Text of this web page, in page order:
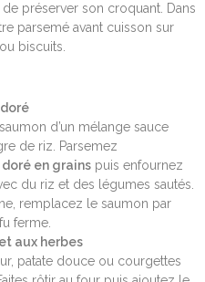
préserver son croquant. Dans
parsemé avant cuisson sur
biscuits.
d’un mélange sauce
de riz. Parsemez
en grainspuis enfournez
du riz et des légumes sautés.
remplacez le saumon par
ferme.
aux herbes
patate douce ou courgettes